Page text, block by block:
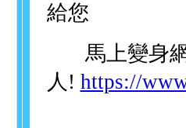
給您
馬上變身
人! https://